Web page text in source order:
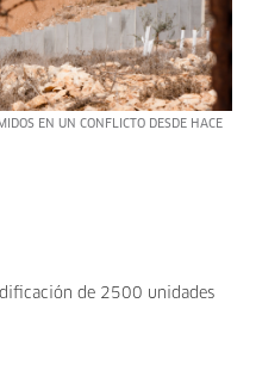
EN UN CONFLICTO DESDE HACE
de 2500 unidades